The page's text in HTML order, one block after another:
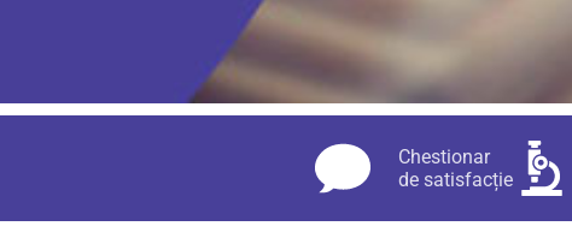
Chestionar
de satisfacție